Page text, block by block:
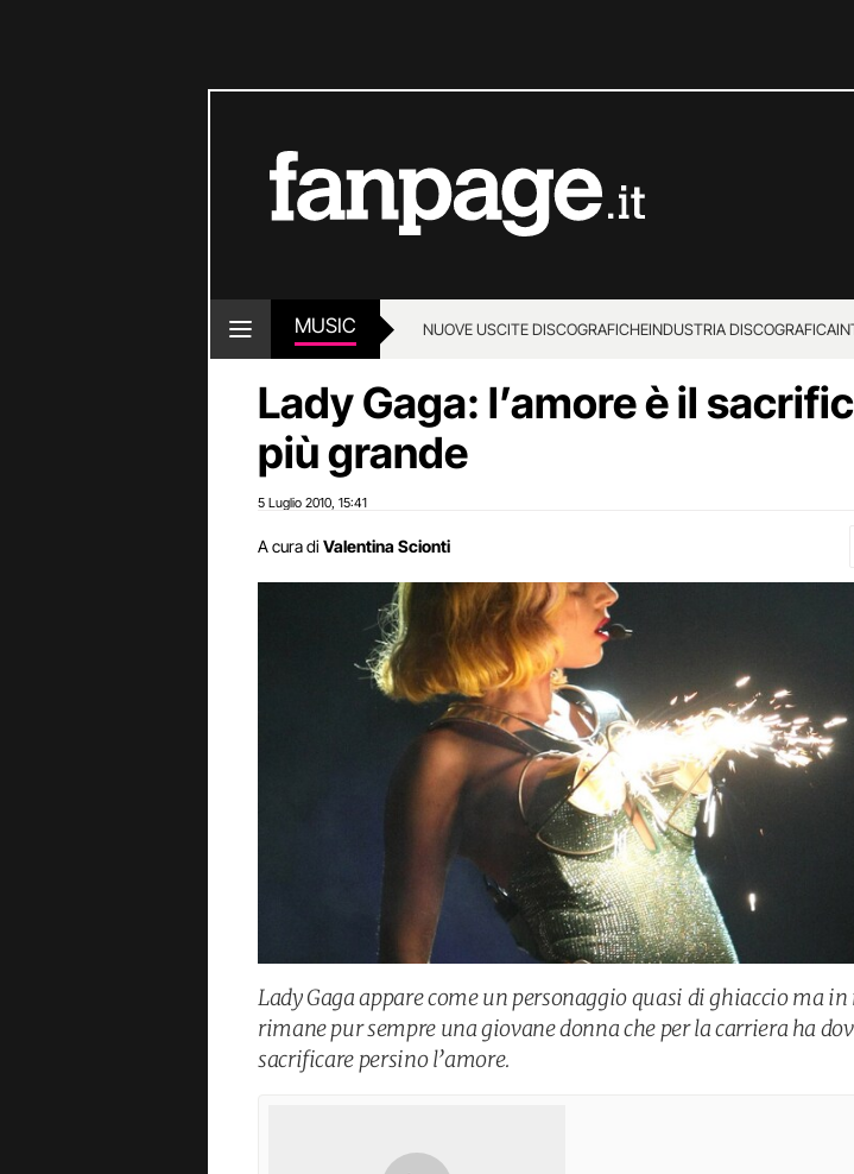
MUSIC NUOVE USCITE DISCOGRAFICHEINDUSTRIA DISCOGRAFICA
Lady Gaga: l’amore è il
più grande
5 Luglio 2010 15:41
A cura di Valentina Scionti
Lady Gaga appare come un personaggio quasi di ghiaccio ma in
rimane pur sempre una giovane donna che per la carriera ha
sacrificare persino l’amore.